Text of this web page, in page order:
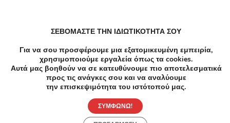
ΣΕΒΟΜΑΣΤΕ ΤΗΝ ΙΔΙΩΤΙΚΟΤΗΤΑ ΣΟΥ
Για να σου προσφέρουμε μια εξατομικευμένη εμπειρία,
χρησιμοποιούμε εργαλεία όπως τα cookies.
Αυτά μας βοηθούν να σε κατευθύνουμε πιο αποτελεσματικά
προς τις ανάγκες σου και να αναλύουμε
την επισκεψιμότητα του ιστότοπού μας.
ΣΥΜΦΩΝΩ!